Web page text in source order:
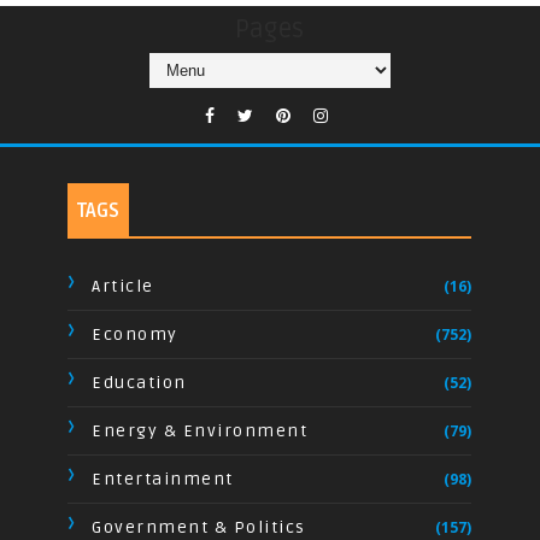
TAGS
Article (16)
Economy (752)
Education (52)
Energy & Environment (79)
Entertainment (98)
Government & Politics (157)